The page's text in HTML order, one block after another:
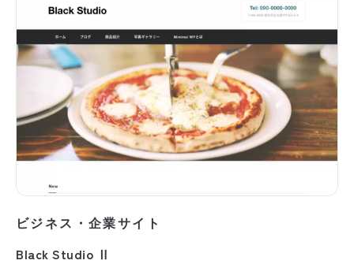
ビジネス・企業サイト
Black Studio Ⅱ